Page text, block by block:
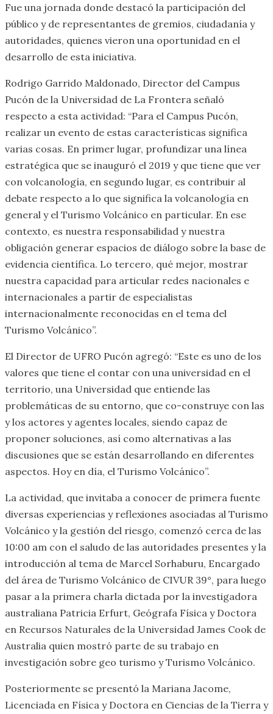
Fue una jornada donde destacó la participación del
público y de representantes de gremios, ciudadanía y
autoridades, quienes vieron una oportunidad en el
desarrollo de esta iniciativa.
Rodrigo Garrido Maldonado, Director del Campus
Pucón de la Universidad de La Frontera señaló
respecto a esta actividad: “Para el Campus Pucón,
realizar un evento de estas características significa
varias cosas. En primer lugar, profundizar una línea
estratégica que se inauguró el 2019 y que tiene que ver
con volcanología, en segundo lugar, es contribuir al
debate respecto a lo que significa la volcanología en
general y el Turismo Volcánico en particular. En ese
contexto, es nuestra responsabilidad y nuestra
obligación generar espacios de diálogo sobre la base de
evidencia científica. Lo tercero, qué mejor, mostrar
nuestra capacidad para articular redes nacionales e
internacionales a partir de especialistas
internacionalmente reconocidas en el tema del
Turismo Volcánico”.
El Director de UFRO Pucón agregó: “Este es uno de los
valores que tiene el contar con una universidad en el
territorio, una Universidad que entiende las
problemáticas de su entorno, que co-construye con las
y los actores y agentes locales, siendo capaz de
proponer soluciones, así como alternativas a las
discusiones que se están desarrollando en diferentes
aspectos. Hoy en día, el Turismo Volcánico”.
La actividad, que invitaba a conocer de primera fuente
diversas experiencias y reflexiones asociadas al Turismo
Volcánico y la gestión del riesgo, comenzó cerca de las
10:00 am con el saludo de las autoridades presentes y la
introducción al tema de Marcel Sorhaburu, Encargado
del área de Turismo Volcánico de CIVUR 39°, para luego
pasar a la primera charla dictada por la investigadora
australiana Patricia Erfurt, Geógrafa Física y Doctora
en Recursos Naturales de la Universidad James Cook de
Australia quien mostró parte de su trabajo en
investigación sobre geo turismo y Turismo Volcánico.
Posteriormente se presentó la Mariana Jacome,
Licenciada en Física y Doctora en Ciencias de la Tierra y